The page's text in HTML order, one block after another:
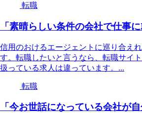
転職
「素晴らしい条件の会社で仕事
信用のおけるエージェントに巡り合え
す。転職したいと言うなら、転職サイ
扱っている求人は違っています。...
転職
「今お世話になっている会社が